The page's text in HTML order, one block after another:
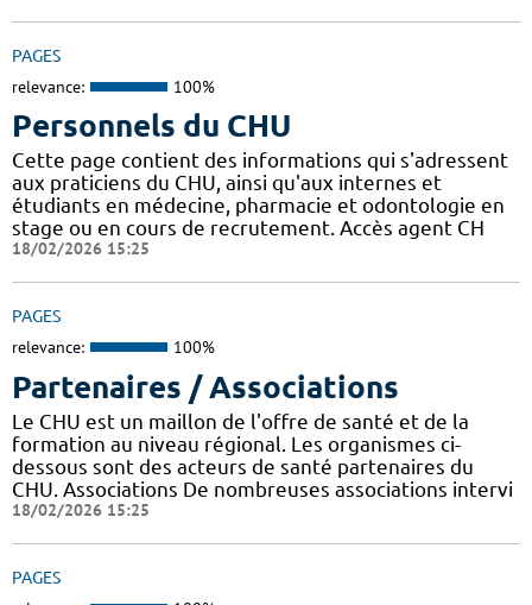
PAGES
relevance: 100%
Personnels du CHU
Cette page contient des informations qui s'adressent
aux praticiens du CHU, ainsi qu'aux internes et
étudiants en médecine, pharmacie et odontologie en
stage ou en cours de recrutement. Accès agent CH
18/02/2026 15:25
PAGES
relevance: 100%
Partenaires / Associations
Le CHU est un maillon de l'offre de santé et de la
formation au niveau régional. Les organismes ci-
dessous sont des acteurs de santé partenaires du
CHU. Associations De nombreuses associations intervi
18/02/2026 15:25
PAGES